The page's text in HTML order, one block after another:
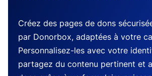
Créez des pages de dons
par Donorbox, adaptées à votre
Personnalisez-les avec votre
partagez du contenu pertinent et